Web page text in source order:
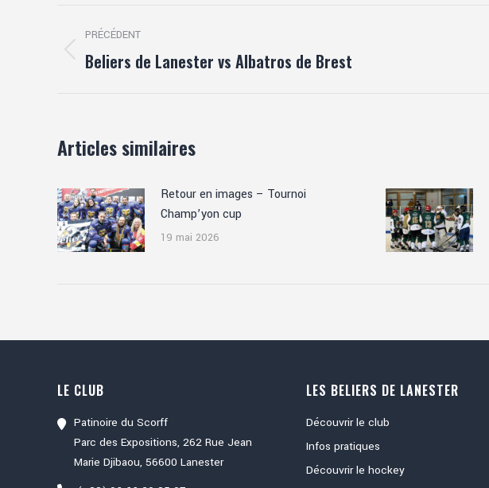
Navigation
article
PRÉCÉDENT
Article
Beliers de Lanester vs Albatros de Brest
Articles similaires
Retour en images – Tournoi
Champ’yon cup
19 mai 2026
LE CLUB
Patinoire du Scorff
Parc des Expositions, 262 Rue Jean
Marie Djibaou, 56600 Lanester
LES BELIERS DE LANESTER
Découvrir le club
Infos pratiques
Découvrir le hockey